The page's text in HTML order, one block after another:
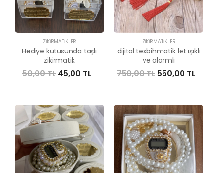
ZIKIRMATIKLER
Hediye kutusunda taşlı
zikirmatik
50,00 TL 45,00 TL
ZIKIRMATIKLER
dijital tesbihmatik let ışıklı
ve alarmlı
750,00 TL 550,00 TL